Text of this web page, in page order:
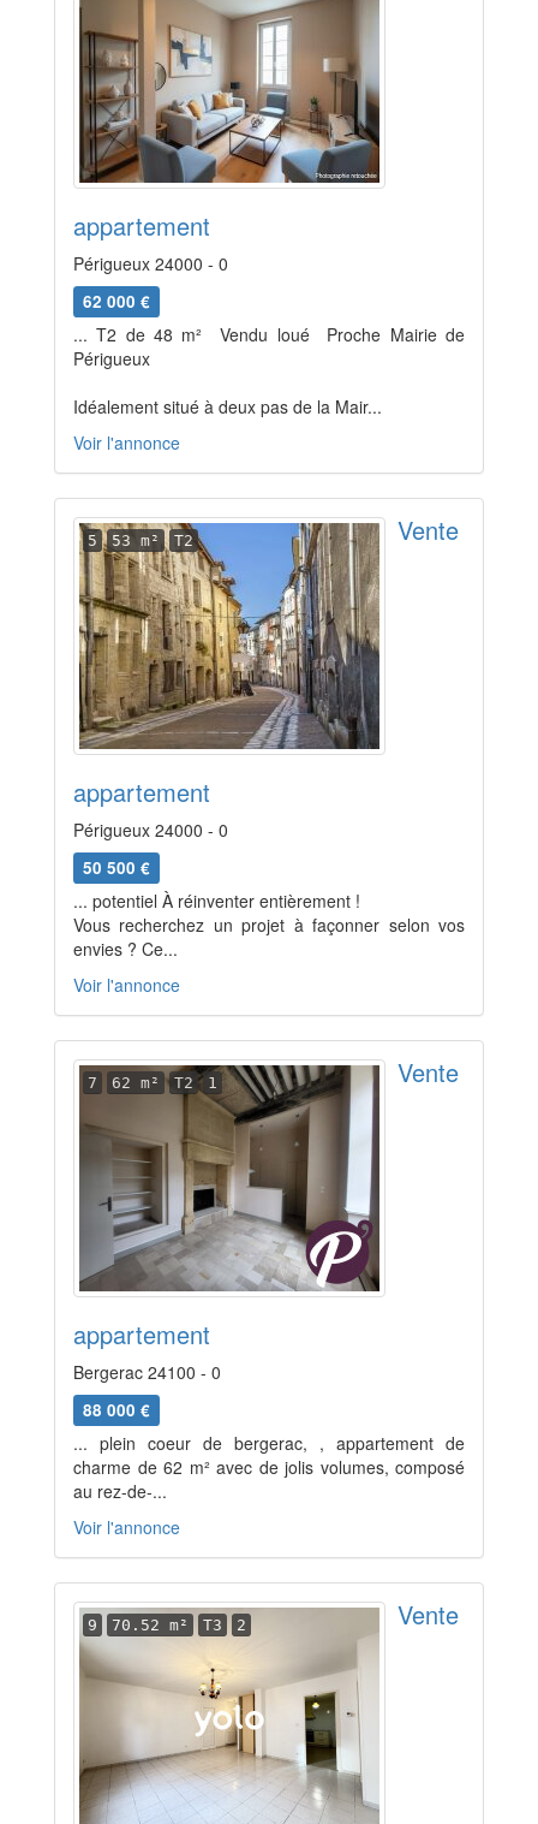
appartement
Périgueux 24000 - 0
62 000 €
... T2 de 48 m²  Vendu loué  Proche Mairie de
Périgueux
Idéalement situé à deux pas de la Mair...
Voir l'annonce
5 53 m² T2 Vente
appartement
Périgueux 24000 - 0
50 500 €
... potentiel À réinventer entièrement !
Vous recherchez un projet à façonner selon vos
envies ? Ce...
Voir l'annonce
7 62 m² T2 1 Vente
appartement
Bergerac 24100 - 0
88 000 €
... plein coeur de bergerac, , appartement de
charme de 62 m² avec de jolis volumes, composé
au rez-de-...
Voir l'annonce
9 70.52 m² T3 2 Vente